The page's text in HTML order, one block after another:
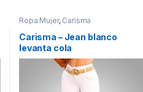
Ropa Mujer, Carisma
Carisma – Jean blanco
levanta cola